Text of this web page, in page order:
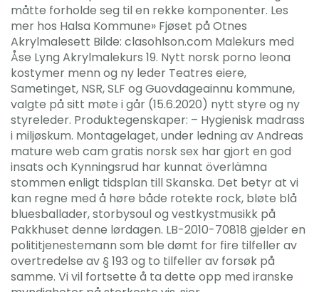
måtte forholde seg til en rekke komponenter. Les
mer hos Halsa Kommune» Fjøset på Otnes
Akrylmalesett Bilde: clasohlson.com Malekurs med
Åse Lyng Akrylmalekurs 19. Nytt norsk porno leona
kostymer menn og ny leder Teatres eiere,
Sametinget, NSR, SLF og Guovdageainnu kommune,
valgte på sitt møte i går (15.6.2020) nytt styre og ny
styreleder. Produktegenskaper: – Hygienisk madrass
i miljøskum. Montagelaget, under ledning av Andreas
mature web cam gratis norsk sex har gjort en god
insats och Kynningsrud har kunnat överlämna
stommen enligt tidsplan till Skanska. Det betyr at vi
kan regne med å høre både rotekte rock, bløte blå
bluesballader, storbysoul og vestkystmusikk på
Pakkhuset denne lørdagen. LB-2010-70818 gjelder en
polititjenestemann som ble dømt for fire tilfeller av
overtredelse av § 193 og to tilfeller av forsøk på
samme. Vi vil fortsette å ta dette opp med iranske